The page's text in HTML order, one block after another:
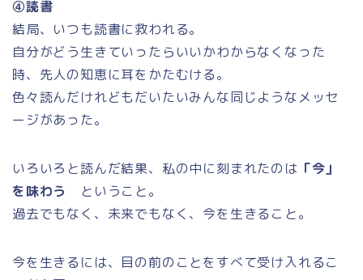
④読書
結局、いつも読書に救われる。
自分がどう生きていったらいいかわからなくなった
時、先人の知恵に耳をかたむける。
色々読んだけれどもだいたいみんな同じようなメッセ
ージがあった。
いろいろと読んだ結果、私の中に刻まれたのは 「今」
を味わう
ということ。
過去でもなく、未来でもなく、今を生きること。
今を生きるには、目の前のことをすべて受け入れるこ